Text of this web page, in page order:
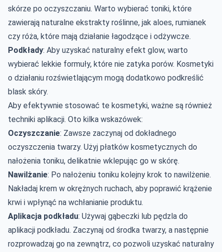
skórze po oczyszczaniu. Warto wybierać toniki, które
zawierają naturalne ekstrakty roślinne, jak aloes, rumianek
czy róża, które mają działanie łagodzące i odżywcze.
Podkłady: Aby uzyskać naturalny efekt glow, warto
wybierać lekkie formuły, które nie zatyka porów. Kosmetyki
o działaniu rozświetlającym mogą dodatkowo podkreślić
blask skóry.
Aby efektywnie stosować te kosmetyki, ważne są również
techniki aplikacji. Oto kilka wskazówek:
Oczyszczanie: Zawsze zaczynaj od dokładnego
oczyszczenia twarzy. Użyj płatków kosmetycznych do
nałożenia toniku, delikatnie wklepując go w skórę.
Nawilżanie: Po nałożeniu toniku kolejny krok to nawilżenie.
Nakładaj krem w okrężnych ruchach, aby poprawić krążenie
krwi i wpłynąć na wchłanianie produktu.
Aplikacja podkładu: Używaj gąbeczki lub pędzla do
aplikacji podkładu. Zaczynaj od środka twarzy, a następnie
rozprowadzaj go na zewnątrz, co pozwoli uzyskać naturalny